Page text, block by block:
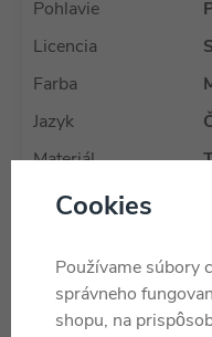
Pohlavie
Licencia
Farba
Jazyk
Materiál
Typ balenia
Vek od
Krajina pôvodu
Cookies
Používame súbory
správneho
shopu, na